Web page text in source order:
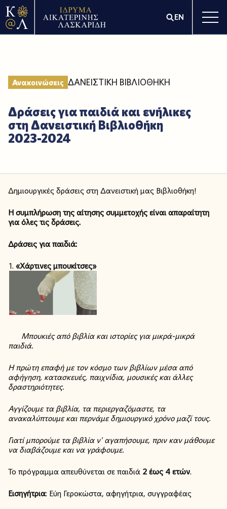
EN
Ανακοινώσεις ΔΑΝΕΙΣΤΙΚΗ ΒΙΒΛΙΟΘΗΚΗ
Δράσεις για παιδιά και ενήλικες
στη Δανειστική Βιβλιοθήκη
2023-2024
Δημιουργικές δράσεις στη Δανειστική μας Βιβλιοθήκη!
Η συμπλήρωση της αίτησης συμμετοχής είναι απαραίτητη
για όλες τις δράσεις.
Δράσεις για παιδιά:
«Χάρτινες μπουκίτσες»
Μπουκιές από βιβλία και ιστορίες για μικρά-μικρά
παιδιά.
Η πρώτη επαφή με τον κόσμο των βιβλίων μέσα από
αφήγηση, κατασκευές, παιχνίδια, μουσικές και άλλες
δραστηριότητες.
Αγγίζουμε τα βιβλία, τα περιεργαζόμαστε, τα
ανακαλύπτουμε και περνάμε δημιουργικό χρόνο μαζί τους.
Γιατί μπορούμε τα βιβλία ν’ αγαπήσουμε, πριν καν μάθουμε
να διαβάζουμε και να γράφουμε.
Το πρόγραμμα απευθύνεται σε παιδιά 2 έως 4 ετών.
Εισηγήτρια: Εύη Γεροκώστα, αφηγήτρια, συγγραφέας